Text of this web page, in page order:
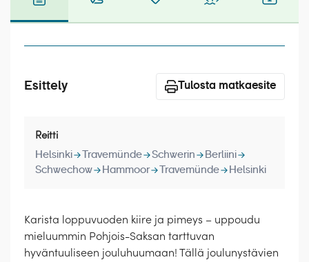
Hyvä tietää
Esittely Tulosta matkaesite
Reitti
Helsinki Travemünde Schwerin
Berliini
Schwechow
Hammoor Travemünde Helsinki
Karista loppuvuoden kiire ja pimeys – uppoudu
mieluummin Pohjois-Saksan tarttuvan
hyväntuuliseen jouluhuumaan! Tällä joulunystävien